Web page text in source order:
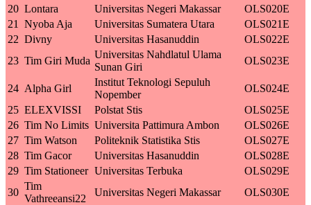
20 Lontara Universitas Negeri Makassar
OLS020E
21
Nyoba Aja Universitas Sumatera Utara
OLS021E
22 Divny Universitas Hasanuddin
OLS022E
23 Tim Giri Muda
Universitas Nahdlatul Ulama
Sunan Giri
OLS023E
24 Alpha Girl
Institut Teknologi Sepuluh
Nopember
OLS024E
25 ELEXVISSI Polstat Stis
OLS025E
26 Tim No Limits Universita Pattimura Ambon
OLS026E
27 Tim Watson Politeknik Statistika Stis
OLS027E
28 Tim Gacor Universitas Hasanuddin
OLS028E
29 Tim Stationeer Universitas Terbuka
OLS029E
30
Tim
Vathreeansi22
Universitas Negeri Makassar
OLS030E